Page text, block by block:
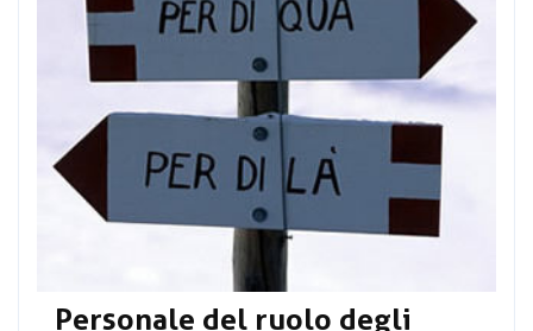
Personale del ruolo degli